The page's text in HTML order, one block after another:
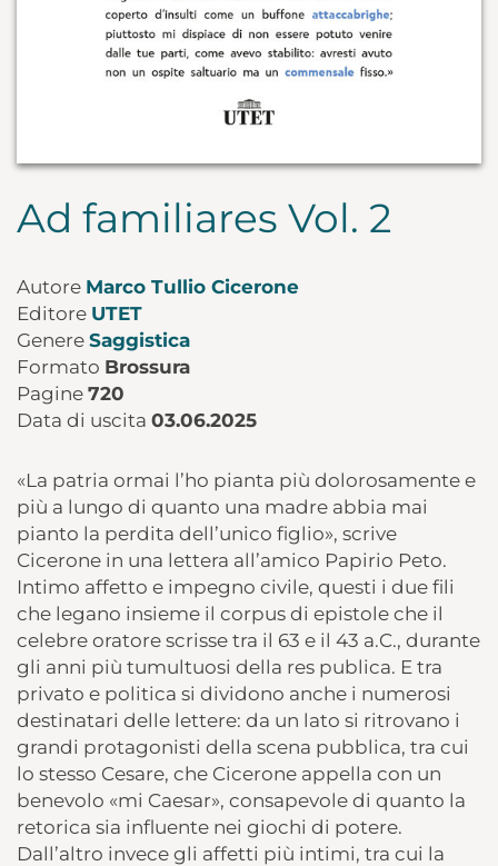
Ad familiares Vol. 2
Autore Marco Tullio Cicerone
Editore UTET
Genere Saggistica
Formato Brossura
Pagine 720
Data di uscita 03.06.2025
«La patria ormai l’ho pianta più dolorosamente e
più a lungo di quanto una madre abbia mai
pianto la perdita dell’unico figlio», scrive
Cicerone in una lettera all’amico Papirio Peto.
Intimo affetto e impegno civile, questi i due fili
che legano insieme il corpus di epistole che il
celebre oratore scrisse tra il 63 e il 43 a.C., durante
gli anni più tumultuosi della res publica. E tra
privato e politica si dividono anche i numerosi
destinatari delle lettere: da un lato si ritrovano i
grandi protagonisti della scena pubblica, tra cui
lo stesso Cesare, che Cicerone appella con un
benevolo «mi Caesar», consapevole di quanto la
retorica sia influente nei giochi di potere.
Dall’altro invece gli affetti più intimi, tra cui la